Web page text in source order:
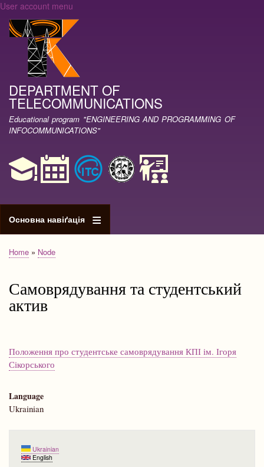
User account menu
DEPARTMENT OF
TELECOMMUNICATIONS
Educational program "ENGINEERING AND PROGRAMMING OF
INFOCOMMUNICATIONS"
Основна навіґація
Breadcrumb
Home Node
Самоврядування та студентський
актив
Положення про студентське самоврядування КПІ ім. Ігоря
Сікорського
Language
Ukrainian
Ukrainian
English